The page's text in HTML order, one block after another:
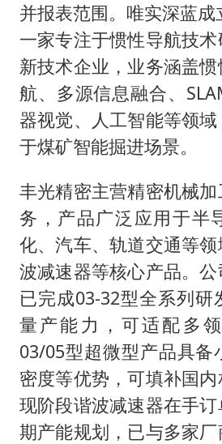
并报表范围。唯实深蓝成
一家专注于惯性导航技
新技术企业，业务涵盖
航、多源信息融合、
器视觉、人工智能等领
于煤矿智能掘进场景。
丰光精密主营精密机械
务，产品广泛应用于半
化、汽车、轨道交通等
波减速器等核心产品。
已完成03-32型全系列
量产能力，可适配多
03/05型超微型产品具备
密度等优势，可填补国内
现阶段谐波减速器在手
期产能规划，已与多家